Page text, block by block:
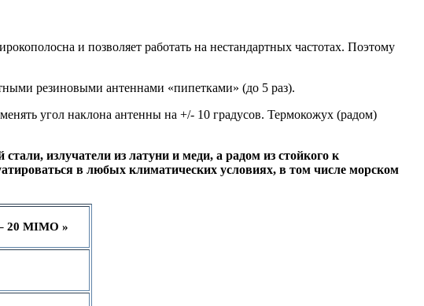
и позволяет работать на нестандартных частотах. Поэтому
резиновыми антеннами «пипетками» (до 5 раз).
угол наклона антенны на +/- 10 градусов. Термокожух (радом)
излучатели из латуни и меди, а радом из стойкого к
в любых климатических условиях, в том числе морском
20 MIMO »